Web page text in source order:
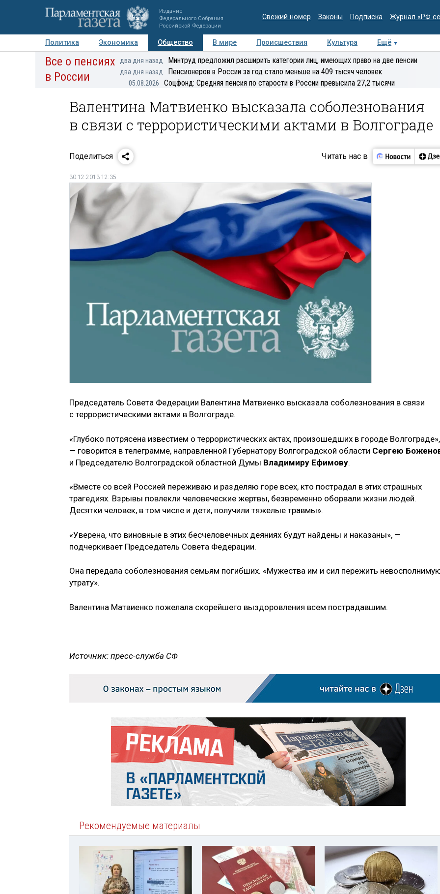
Издание
Федерального Собрания
Российской Федерации
Свежий номер Законы Подписка Журнал «РФ
Политика Экономика Общество В мире Происшествия Культура
Ещё
Авторы Персоны Мнения Регионы Медиацентр Интервью Колумнисты
Все о пенсиях
в России
два дня назад Минтруд предложил расширить категории лиц, имеющих право на две пенсии
два дня назад Пенсионеров в России за год стало меньше на 409 тысяч человек
05.08.2026 Соцфонд: Средняя пенсия по старости в России превысила 27,2 тысячи
Валентина Матвиенко высказала соболезнования
в связи с террористическими актами в Волгограде
Поделиться Читать нас в
30.12.2013 12:35
Председатель Совета Федерации Валентина Матвиенко высказала соболезнования в связи
с террористическими актами в Волгограде.
«Глубоко потрясена известием о террористических актах, произошедших в городе Волгограде»,
— говорится в телеграмме, направленной Губернатору Волгоградской области Сергею
и Председателю Волгоградской областной Думы Владимиру Ефимову.
«Вместе со всей Россией переживаю и разделяю горе всех, кто пострадал в этих страшных
трагедиях. Взрывы повлекли человеческие жертвы, безвременно оборвали жизни людей.
Десятки человек, в том числе и дети, получили тяжелые травмы».
«Уверена, что виновные в этих бесчеловечных деяниях будут найдены и наказаны», —
подчеркивает Председатель Совета Федерации.
Она передала соболезнования семьям погибших. «Мужества им и сил пережить
утрату».
Валентина Матвиенко пожелала скорейшего выздоровления всем пострадавшим.
Источник: пресс-служба СФ
Рекомендуемые материалы